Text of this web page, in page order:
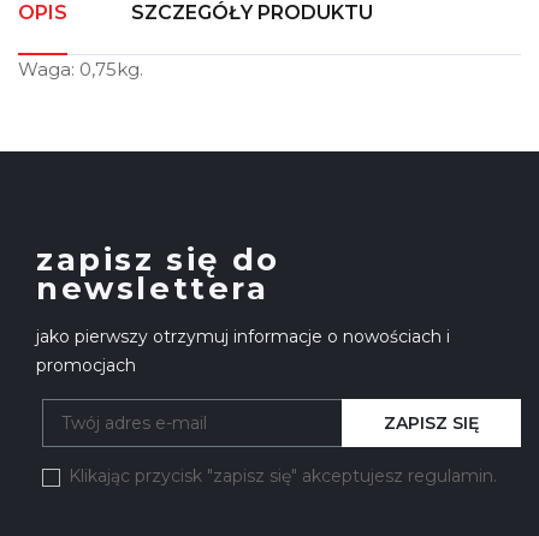
OPIS SZCZEGÓŁY PRODUKTU
Waga: 0,75kg.
zapisz się do
newslettera
jako pierwszy otrzymuj informacje o nowościach i
promocjach
Klikając przycisk "zapisz się" akceptujesz regulamin.
ZAPISZ SIĘ